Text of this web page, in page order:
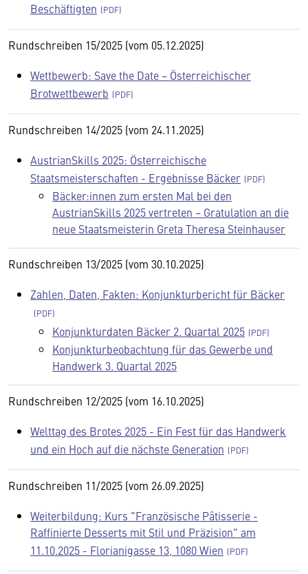
Beschäftigten
Rundschreiben 15/2025 (vom 05.12.2025)
Wettbewerb: Save the Date − Österreichischer
Brotwettbewerb
Rundschreiben 14/2025 (vom 24.11.2025)
AustrianSkills 2025: Österreichische
Staatsmeisterschaften - Ergebnisse Bäcker
Bäcker:innen zum ersten Mal bei den
AustrianSkills 2025 vertreten − Gratulation an die
neue Staatsmeisterin Greta Theresa Steinhauser
Rundschreiben 13/2025 (vom 30.10.2025)
Zahlen, Daten, Fakten: Konjunkturbericht für Bäcker
Konjunkturdaten Bäcker 2. Quartal 2025
Konjunkturbeobachtung für das Gewerbe und
Handwerk 3. Quartal 2025
Rundschreiben 12/2025 (vom 16.10.2025)
Welttag des Brotes 2025 - Ein Fest für das Handwerk
und ein Hoch auf die nächste Generation
Rundschreiben 11/2025 (vom 26.09.2025)
Weiterbildung: Kurs "Französische Pâtisserie -
Raffinierte Desserts mit Stil und Präzision" am
11.10.2025 - Florianigasse 13, 1080 Wien